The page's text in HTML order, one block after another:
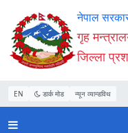
Accessibility
Mode
सुरु
गर्नुहोस्
सामाग्री
पढ्नुहाेस्
नेभिगेसन
पढ्नुहाेस्
वेबसाइट
खोजमा
जानुहोस्
नेपाल
गृह
जिल्ला
EN डार्क मोड न्यून व्यान्डविथ